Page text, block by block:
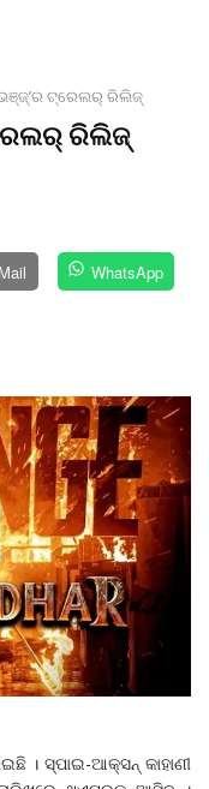
ଟ୍ରେଲର୍ ରିଲିଜ୍
ରିଲିଜ୍
WhatsApp
। ସ୍ପାଇ-ଆକ୍ସନ୍ କାହାଣୀ